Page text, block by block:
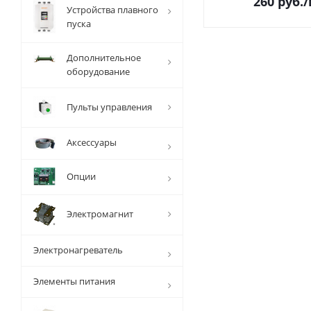
Устройства плавного
пуска
Дополнительное
оборудование
Пульты управления
Аксессуары
Опции
Электромагнит
Электронагреватель
Элементы питания